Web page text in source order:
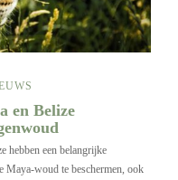
en Belize
hebben een belangrijke
Maya-woud te beschermen, ook